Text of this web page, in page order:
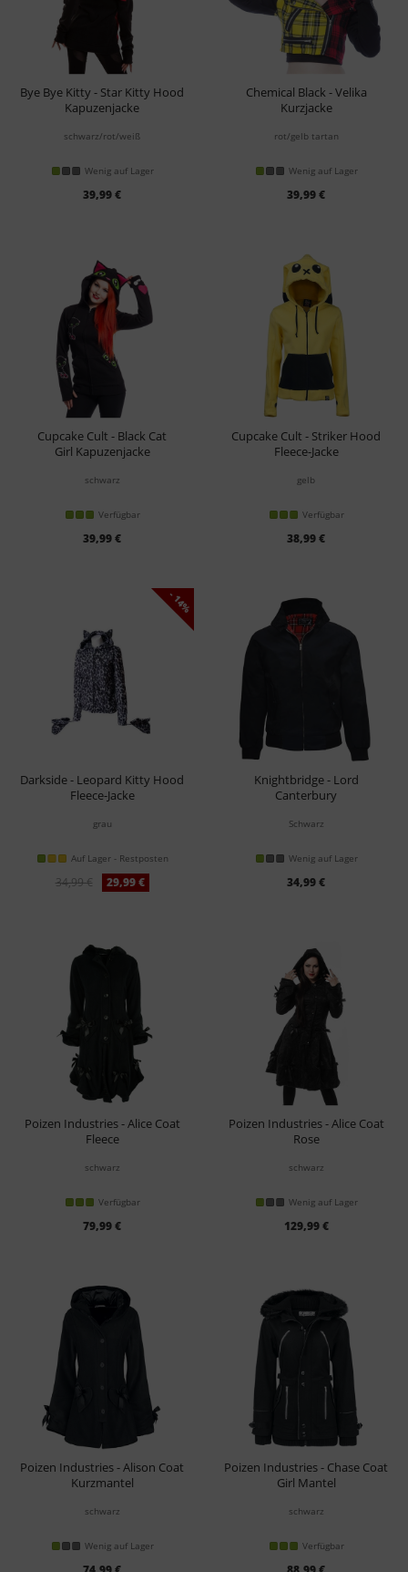
Bye Bye Kitty - Star Kitty Hood
Kapuzenjacke
schwarz/rot/weiß
Wenig auf Lager
39,99 €
Chemical Black - Velika
Kurzjacke
rot/gelb tartan
Wenig auf Lager
39,99 €
Cupcake Cult - Black Cat
Girl Kapuzenjacke
schwarz
Verfügbar
39,99 €
Cupcake Cult - Striker Hood
Fleece-Jacke
gelb
Verfügbar
38,99 €
Darkside - Leopard Kitty Hood
Fleece-Jacke
grau
Auf Lager - Restposten
34,99 € 29,99 €
- 14%
Knightbridge - Lord
Canterbury
Schwarz
Wenig auf Lager
34,99 €
Poizen Industries - Alice Coat
Fleece
schwarz
Verfügbar
79,99 €
Poizen Industries - Alice Coat
Rose
schwarz
Wenig auf Lager
129,99 €
Poizen Industries - Alison Coat
Kurzmantel
schwarz
Wenig auf Lager
Poizen Industries - Chase Coat
Girl Mantel
schwarz
Verfügbar